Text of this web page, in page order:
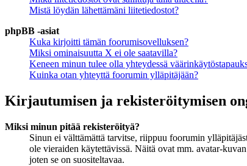
Mistä löydän lähettämäni liitetiedostot?
phpBB -asiat
Kuka kirjoitti tämän foorumisovelluksen?
Miksi ominaisuutta X ei ole saatavilla?
Keneen minun tulee olla yhteydessä
Kuinka otan yhteyttä foorumin ylläpitäjään?
Kirjautumisen ja rekisteröitymisen
Miksi minun pitää rekisteröityä?
Sinun ei välttämättä tarvitse, riippuu foorumin
ole vieraiden käytettävissä. Näitä ovat mm. avatar-
joten se on suositeltavaa.